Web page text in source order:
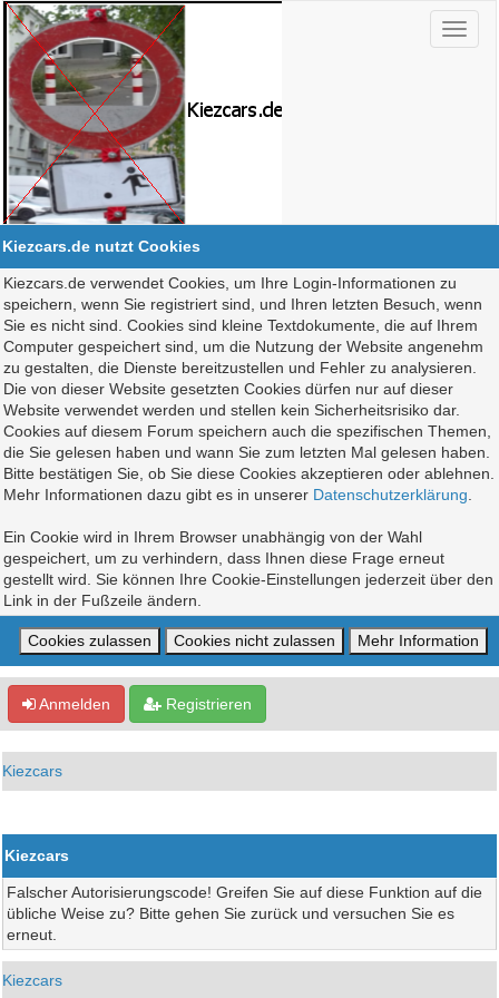
Kiezcars.de nutzt Cookies
Kiezcars.de verwendet Cookies, um Ihre Login-Informationen zu
speichern, wenn Sie registriert sind, und Ihren letzten Besuch, wenn
Sie es nicht sind. Cookies sind kleine Textdokumente, die auf Ihrem
Computer gespeichert sind, um die Nutzung der Website angenehm
zu gestalten, die Dienste bereitzustellen und Fehler zu analysieren.
Die von dieser Website gesetzten Cookies dürfen nur auf dieser
Website verwendet werden und stellen kein Sicherheitsrisiko dar.
Cookies auf diesem Forum speichern auch die spezifischen Themen,
die Sie gelesen haben und wann Sie zum letzten Mal gelesen haben.
Bitte bestätigen Sie, ob Sie diese Cookies akzeptieren oder ablehnen.
Mehr Informationen dazu gibt es in unserer Datenschutzerklärung
Ein Cookie wird in Ihrem Browser unabhängig von der Wahl
gespeichert, um zu verhindern, dass Ihnen diese Frage erneut
gestellt wird. Sie können Ihre Cookie-Einstellungen jederzeit über den
Link in der Fußzeile ändern.
Anmelden Registrieren
Kiezcars
Kiezcars
Falscher Autorisierungscode! Greifen Sie auf diese Funktion auf die
übliche Weise zu? Bitte gehen Sie zurück und versuchen Sie es
erneut.
Kiezcars